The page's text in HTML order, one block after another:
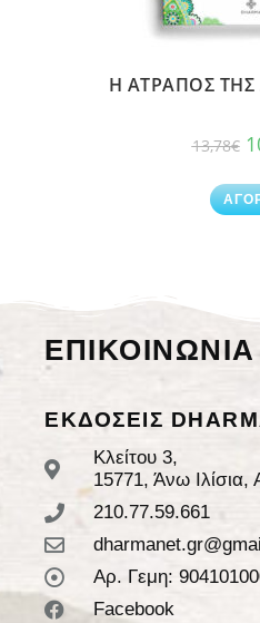
Η ΑΤΡΑΠΟΣ ΤΗΣ
13,78€
ΕΠΙΚΟΙΝΩΝΙΑ
ΕΚΔΟΣΕΙΣ
Κλείτου 3,
15771, Άνω Ιλίσια,
210.77.59.661
Αρ. Γεμη:
Facebook